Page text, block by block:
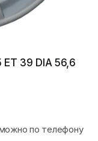
ET 39 DIA 56,6
по телефону